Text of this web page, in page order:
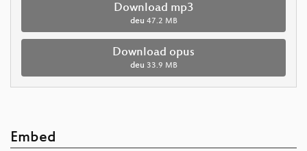
Download mp3
deu 47.2 MB
Download opus
deu 33.9 MB
Embed